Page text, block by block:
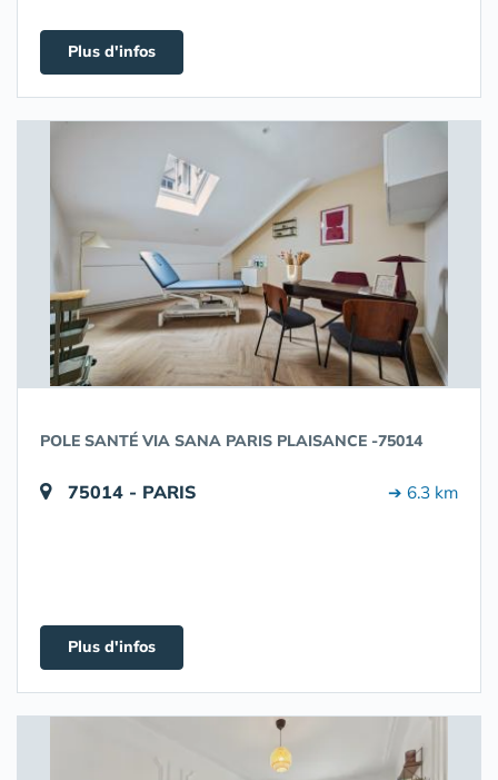
Plus d'infos
POLE SANTÉ VIA SANA PARIS PLAISANCE -75014
75014 - PARIS ➔ 6.3 km
Plus d'infos